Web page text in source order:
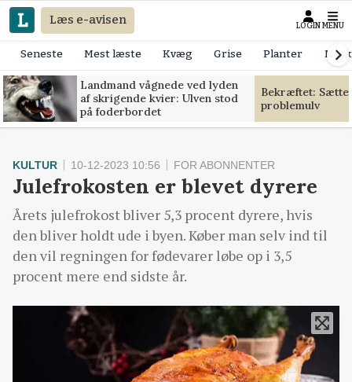
Læs e-avisen LOGIN MENU
Seneste Mest læste Kvæg Grise Planter
Landmand vågnede ved lyden
af skrigende kvier: Ulven stod
på foderbordet
Bekræftet:
problemulv
KULTUR 10-12-2023 10:56 FOR ABONNENTER
Julefrokosten er blevet dyrere
Årets julefrokost bliver 5,3 procent dyrere, hvis
den bliver holdt ude i byen. Køber man selv ind til
den vil regningen for fødevarer løbe op i 3,5
procent mere end sidste år.